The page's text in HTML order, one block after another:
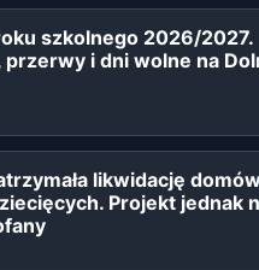
szkolnego 2026/2027.
i dni wolne na
likwidację
Projekt jednak